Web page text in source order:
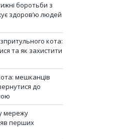
боротьби з
здоров’ю людей
кота:
та як захистити
мешканців
до
мережу
перших